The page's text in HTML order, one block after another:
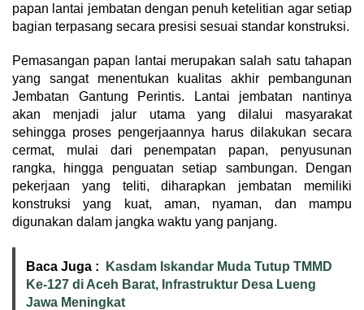
papan lantai jembatan dengan penuh ketelitian agar setiap
bagian terpasang secara presisi sesuai standar konstruksi.
Pemasangan papan lantai merupakan salah satu tahapan
yang sangat menentukan kualitas akhir pembangunan
Jembatan Gantung Perintis. Lantai jembatan nantinya
akan menjadi jalur utama yang dilalui masyarakat
sehingga proses pengerjaannya harus dilakukan secara
cermat, mulai dari penempatan papan, penyusunan
rangka, hingga penguatan setiap sambungan. Dengan
pekerjaan yang teliti, diharapkan jembatan memiliki
konstruksi yang kuat, aman, nyaman, dan mampu
digunakan dalam jangka waktu yang panjang.
Baca Juga :
Kasdam Iskandar Muda Tutup TMMD
Ke-127 di Aceh Barat, Infrastruktur Desa Lueng
Jawa Meningkat